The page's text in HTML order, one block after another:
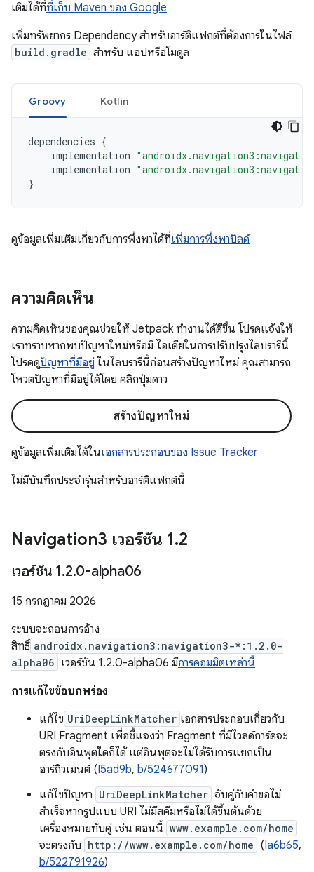
เติมได้ที่ที่เก็บ Maven ของ Google
เพิ่มทรัพยากร Dependency สำหรับอาร์ติแฟกต์ที่ต้องการในไฟล์
build.gradle สำหรับ แอปหรือโมดูล
Groovy Kotlin
dependencies {
implementation
implementation
}
ดูข้อมูลเพิ่มเติมเกี่ยวกับการพึ่งพาได้ที่เพิ่มการพึ่งพาบิลด์
ความคิดเห็น
ความคิดเห็นของคุณช่วยให้ Jetpack ทำงานได้ดีขึ้น โปรดแจ้งให้
เราทราบหากพบปัญหาใหม่หรือมี ไอเดียในการปรับปรุงไลบรารีนี้
โปรดดูปัญหาที่มีอยู่ ในไลบรารีนี้ก่อนสร้างปัญหาใหม่ คุณสามารถ
โหวตปัญหาที่มีอยู่ได้โดย คลิกปุ่มดาว
สร้างปัญหาใหม่
ดูข้อมูลเพิ่มเติมได้ในเอกสารประกอบของ Issue Tracker
ไม่มีบันทึกประจำรุ่นสำหรับอาร์ติแฟกต์นี้
Navigation3 เวอร์ชัน 1.2
เวอร์ชัน 1.2.0-alpha06
15 กรกฎาคม 2026
ระบบจะถอนการอ้าง
สิทธิ์ androidx.navigation3:navigation3-*:1.2.0-
alpha06 เวอร์ชัน 1.2.0-alpha06 มีการคอมมิตเหล่านี้
การแก้ไขข้อบกพร่อง
แก้ไข UriDeepLinkMatcher เอกสารประกอบเกี่ยวกับ
URI Fragment เพื่อชี้แจงว่า Fragment ที่มีไวลด์การ์ดจะ
ตรงกับอินพุตใดก็ได้ แต่อินพุตจะไม่ได้รับการแยกเป็น
อาร์กิวเมนต์ (I5ad9b, b/524677091)
แก้ไขปัญหา UriDeepLinkMatcher จับคู่กับคำขอไม่
สำเร็จหากรูปแบบ URI ไม่มีสคีมหรือไม่ได้ขึ้นต้นด้วย
เครื่องหมายทับคู่ เช่น ตอนนี้ www.example.com/home
จะตรงกับ http://www.example.com/home (Ia6b65,
b/522791926)